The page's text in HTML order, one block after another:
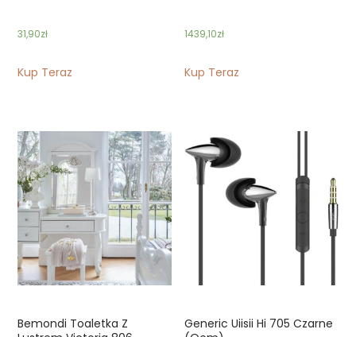
31,90zł
Kup Teraz
1439,10zł
Kup Teraz
Bemondi Toaletka Z
Generic Uiisii Hi 705 Czarne